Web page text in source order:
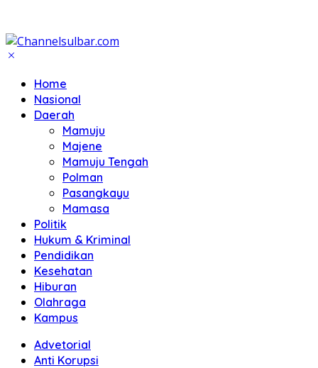
Home
Nasional
Daerah
Mamuju
Majene
Mamuju Tengah
Polman
Pasangkayu
Mamasa
Politik
Hukum & Kriminal
Pendidikan
Kesehatan
Hiburan
Olahraga
Kampus
Advetorial
Anti Korupsi